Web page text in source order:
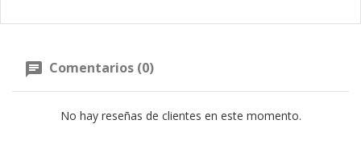
Comentarios (0)
No hay reseñas de clientes en este momento.